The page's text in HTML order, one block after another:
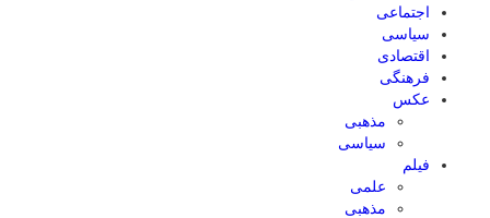
اجتماعی
سیاسی
اقتصادی
فرهنگی
عکس
مذهبی
سیاسی
فیلم
علمی
مذهبی